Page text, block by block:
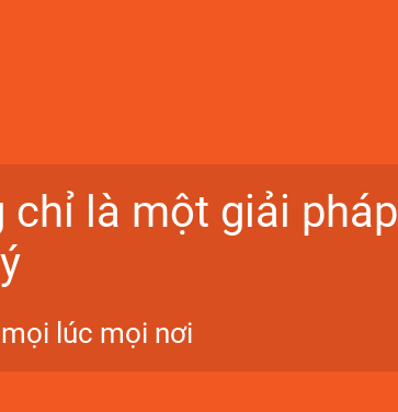
chỉ là một giải pháp
lúc mọi nơi